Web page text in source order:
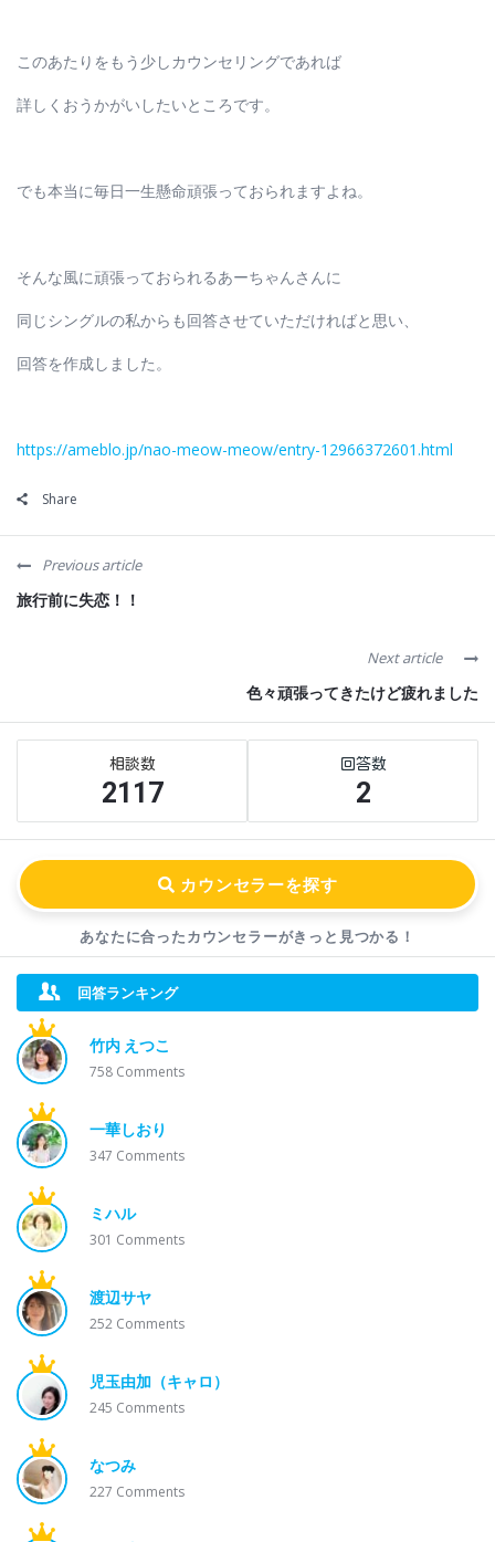
このあたりをもう少しカウンセリングであれば
詳しくおうかがいしたいところです。
でも本当に毎日一生懸命頑張っておられますよね。
そんな風に頑張っておられるあーちゃんさんに
同じシングルの私からも回答させていただければと思い、
回答を作成しました。
https://ameblo.jp/nao-meow-meow/entry-12966372601.html
Share
Previous article
旅行前に失恋！！
Next article
色々頑張ってきたけど疲れました
Sidebar
2117 2
あなたに合ったカウンセラーがきっと見つかる！
回答ランキング
竹内 えつこ
758 Comments
一華しおり
347 Comments
ミハル
301 Comments
渡辺サヤ
252 Comments
児玉由加（キャロ）
245 Comments
なつみ
227 Comments